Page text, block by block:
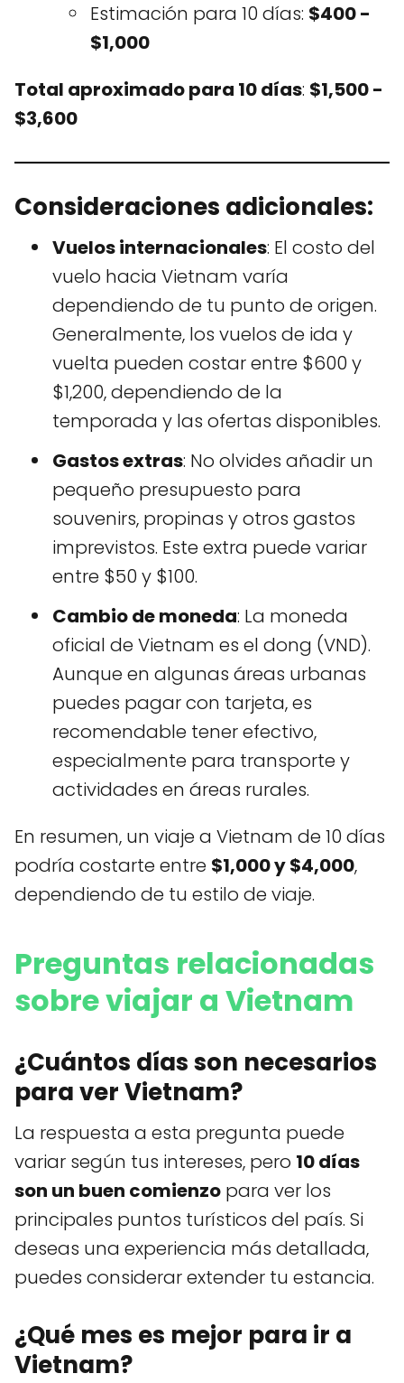
Estimación para 10 días: $400 -
$1,000
Total aproximado para 10 días: $1,500 -
$3,600
Consideraciones adicionales:
Vuelos internacionales: El costo del
vuelo hacia Vietnam varía
dependiendo de tu punto de origen.
Generalmente, los vuelos de ida y
vuelta pueden costar entre $600 y
$1,200, dependiendo de la
temporada y las ofertas disponibles.
Gastos extras: No olvides añadir un
pequeño presupuesto para
souvenirs, propinas y otros gastos
imprevistos. Este extra puede variar
entre $50 y $100.
Cambio de moneda: La moneda
oficial de Vietnam es el dong (VND).
Aunque en algunas áreas urbanas
puedes pagar con tarjeta, es
recomendable tener efectivo,
especialmente para transporte y
actividades en áreas rurales.
En resumen, un viaje a Vietnam de 10 días
podría costarte entre $1,000 y $4,000,
dependiendo de tu estilo de viaje.
Preguntas relacionadas
sobre viajar a Vietnam
¿Cuántos días son necesarios
para ver Vietnam?
La respuesta a esta pregunta puede
variar según tus intereses, pero 10 días
son un buen comienzo para ver los
principales puntos turísticos del país. Si
deseas una experiencia más detallada,
puedes considerar extender tu estancia.
¿Qué mes es mejor para ir a
Vietnam?